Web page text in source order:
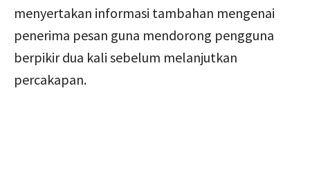
menyertakan informasi tambahan mengenai
penerima pesan guna mendorong pengguna
berpikir dua kali sebelum melanjutkan
percakapan.